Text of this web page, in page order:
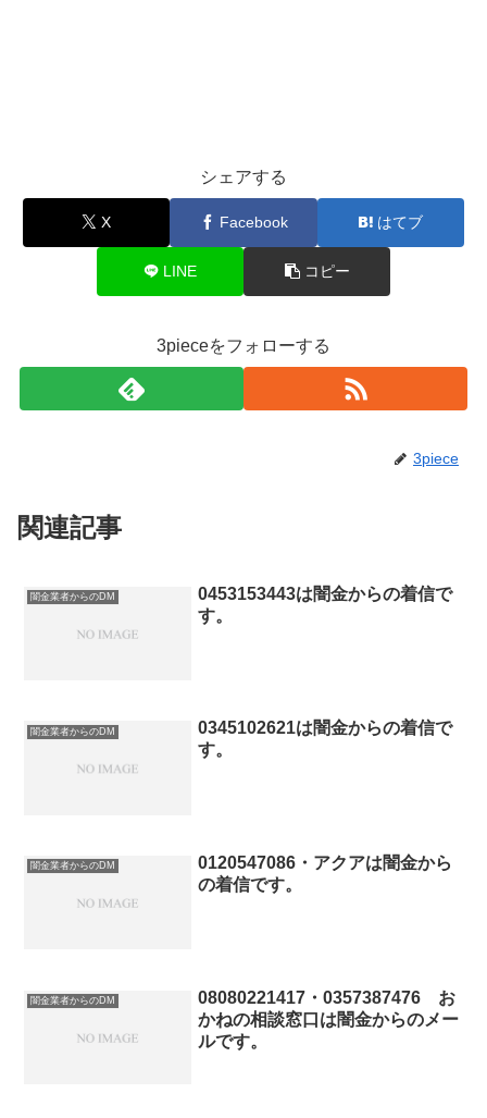
シェアする
X Facebook はてブ
LINE コピー
3pieceをフォローする
3piece
関連記事
闇金業者からのDM
0453153443は闇金からの着信で
す。
闇金業者からのDM
0345102621は闇金からの着信で
す。
闇金業者からのDM
0120547086・アクアは闇金から
の着信です。
闇金業者からのDM
08080221417・0357387476 お
かねの相談窓口は闇金からのメー
ルです。